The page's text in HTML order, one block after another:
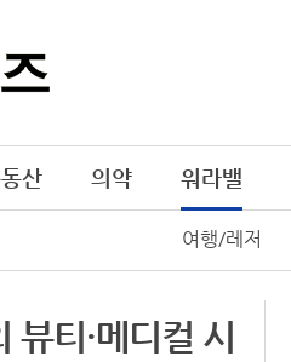
산 의약 워라밸
여행/레저
티·메디컬 시